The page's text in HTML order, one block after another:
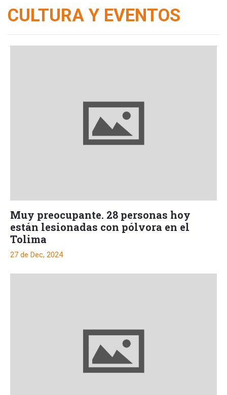
CULTURA Y EVENTOS
Muy preocupante. 28 personas hoy
están lesionadas con pólvora en el
Tolima
27 de Dec, 2024